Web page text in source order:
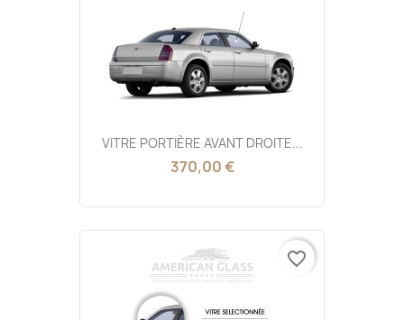
VITRE PORTIÈRE AVANT DROITE...
370,00 €
favorite_border